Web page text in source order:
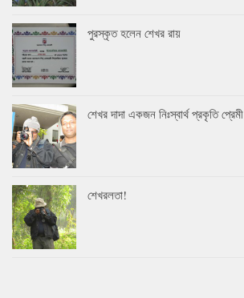
পুরস্কৃত হলেন শেখর রায়
শেখর দাদা একজন নিঃস্বার্থ প্রকৃতি প্রেমী
শেখরলতা!